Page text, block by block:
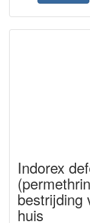
Indorex
bestrijding
huis